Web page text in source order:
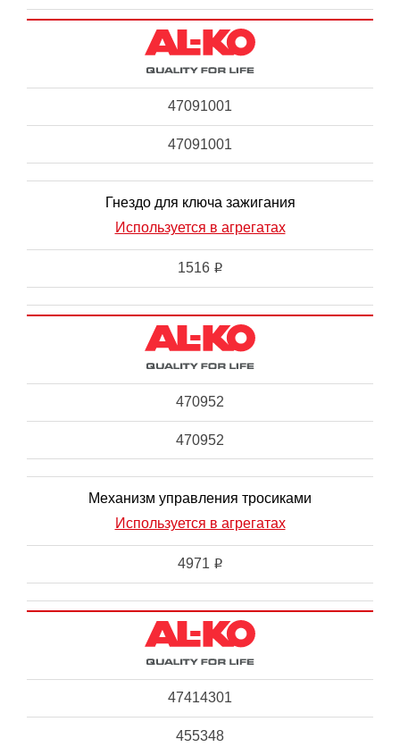
47091001
47091001
Гнездо для ключа зажигания
Используется в агрегатах
1516 i
470952
470952
Механизм управления тросиками
Используется в агрегатах
4971 i
47414301
455348